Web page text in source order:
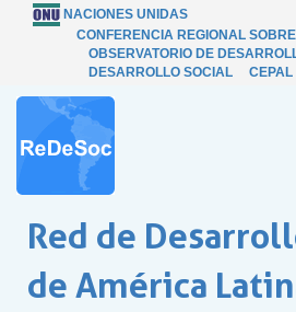
NACIONES UNIDAS
CONFERENCIA REGIONAL
OBSERVATORIO DE
DESARROLLO SOCIAL
CEPAL
Red de
de América